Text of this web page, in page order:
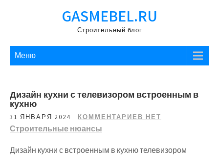
GASMEBEL.RU
Строительный блог
Меню
Дизайн кухни с телевизором встроенным в
кухню
31 ЯНВАРЯ 2024 КОММЕНТАРИЕВ НЕТ
Строительные нюансы
Дизайн кухни с встроенным в кухню телевизором